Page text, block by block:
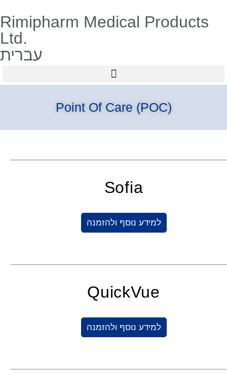
Rimipharm Medical Products
Ltd.
עברית
Point Of Care (POC)
Sofia
למידע נוסף ולהזמנה
QuickVue
למידע נוסף ולהזמנה